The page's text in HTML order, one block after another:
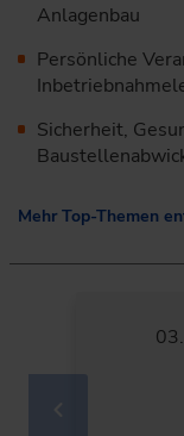
Anlagenbau
Persönliche
Sicherheit,
Mehr Top-Themen